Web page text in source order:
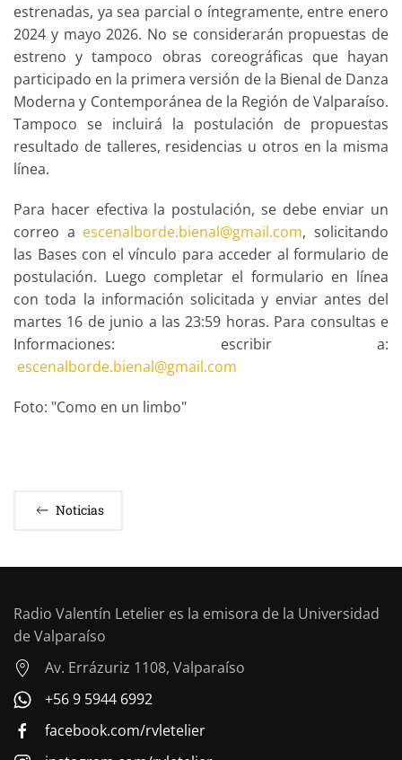
estrenadas, ya sea parcial o íntegramente, entre enero
2024 y mayo 2026. No se considerarán propuestas de
estreno y tampoco obras coreográficas que hayan
participado en la primera versión de la Bienal de Danza
Moderna y Contemporánea de la Región de Valparaíso.
Tampoco se incluirá la postulación de propuestas
resultado de talleres, residencias u otros en la misma
línea.
Para hacer efectiva la postulación, se debe enviar un
correo a escenalborde.bienal@gmail.com, solicitando
las Bases con el vínculo para acceder al formulario de
postulación. Luego completar el formulario en línea
con toda la información solicitada y enviar antes del
martes 16 de junio a las 23:59 horas. Para consultas e
Informaciones: escribir a:
escenalborde.bienal@gmail.com
Foto: "Como en un limbo"
Noticias
Radio Valentín Letelier es la emisora de la Universidad
de Valparaíso
Av. Errázuriz 1108, Valparaíso
+56 9 5944 6992
facebook.com/rvletelier